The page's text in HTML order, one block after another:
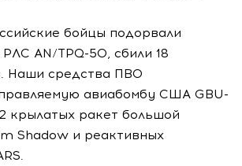
бойцы подорвали
AN/TPQ-50, сбили 18
Наши средства ПВО
авиабомбу США GBU-
крылатых ракет большой
Shadow и реактивных